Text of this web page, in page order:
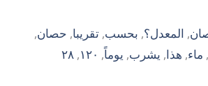
, المعدل؟, بحسب,تقريبا, حصان,
, ماء, هذا, يشرب, يوماً, ١٢٠, ٢٨